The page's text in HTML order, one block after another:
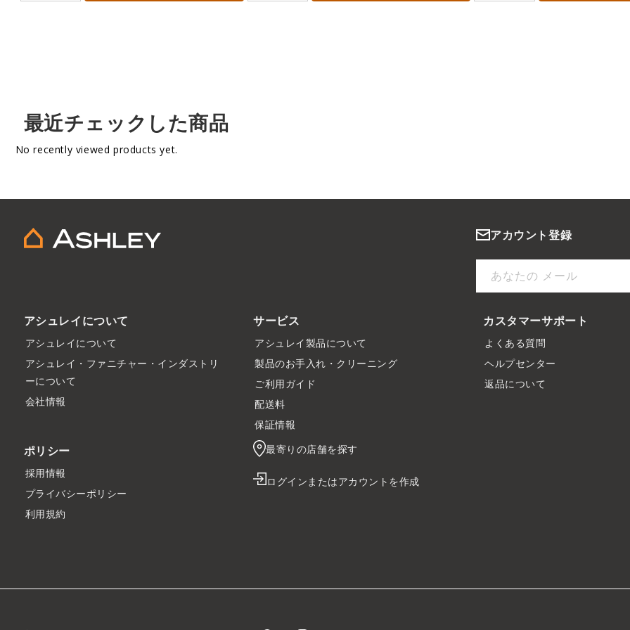
最近チェックした商品
No recently viewed products yet.
アカウント登録
あなたの メール
アシュレイについて
アシュレイについて
アシュレイ・ファニチャー・インダストリ
ーについて
会社情報
サービス
アシュレイ製品について
製品のお手入れ・クリーニング
ご利用ガイド
配送料
保証情報
カスタマーサポート
よくある質問
ヘルプセンター
返品について
ポリシー
採用情報
プライバシーポリシー
利用規約
最寄りの店舗を探す
ログインまたはアカウントを作成